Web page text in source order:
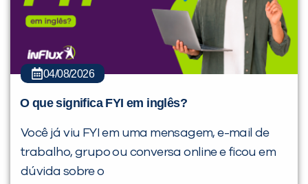
04/08/2026
O que significa FYI em inglês?
Você já viu FYI em uma mensagem, e-mail de
trabalho, grupo ou conversa online e ficou em
dúvida sobre o